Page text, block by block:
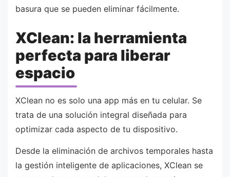
basura que se pueden eliminar fácilmente.
XClean: la herramienta
perfecta para liberar
espacio
XClean no es solo una app más en tu celular. Se
trata de una solución integral diseñada para
optimizar cada aspecto de tu dispositivo.
Desde la eliminación de archivos temporales hasta
la gestión inteligente de aplicaciones, XClean se